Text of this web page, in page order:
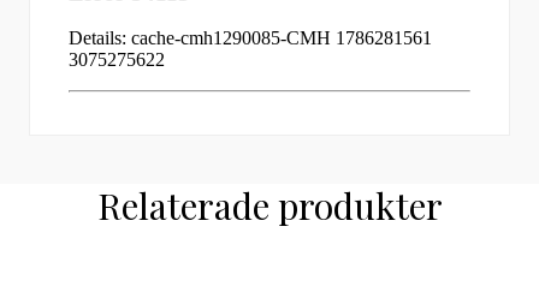
Relaterade produkter